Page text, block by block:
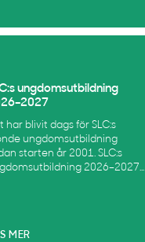
ungdomsutbildning
har blivit dags för SLC:s
ungdomsutbildning
starten år 2001. SLC:s
2026–2027...
MER